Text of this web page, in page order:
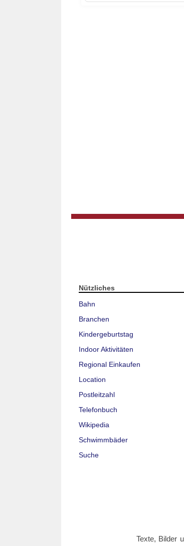
Nützliches
Bahn
Branchen
Kindergeburtstag
Indoor Aktivitäten
Regional Einkaufen
Location
Postleitzahl
Telefonbuch
Wikipedia
Schwimmbäder
Suche
Texte, Bilder